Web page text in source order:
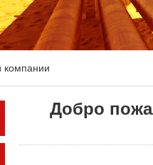
компании
Добро